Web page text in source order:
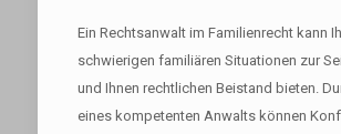
Ein Rechtsanwalt im Familienrecht kann
schwierigen familiären Situationen zur
und Ihnen rechtlichen Beistand bieten.
eines kompetenten Anwalts können